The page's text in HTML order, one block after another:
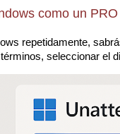
como un
repetidamente,
seleccionar el